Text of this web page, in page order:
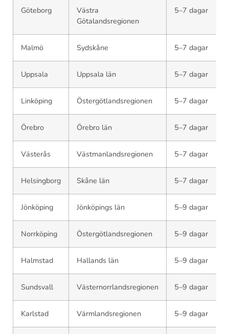
Göteborg
Västra
Götalandsregionen
5–7 dagar
Malmö Sydskåne 5–7 dagar
Uppsala Uppsala län 5–7 dagar
Linköping Östergötlandsregionen 5–7 dagar
Örebro Örebro län 5–7 dagar
Västerås Västmanlandsregionen 5–7 dagar
Helsingborg Skåne län 5–7 dagar
Jönköping Jönköpings län 5–9 dagar
Norrköping Östergötlandsregionen 5–9 dagar
Halmstad Hallands län 5–9 dagar
Sundsvall Västernorrlandsregionen 5–9 dagar
Karlstad Värmlandsregionen 5–9 dagar